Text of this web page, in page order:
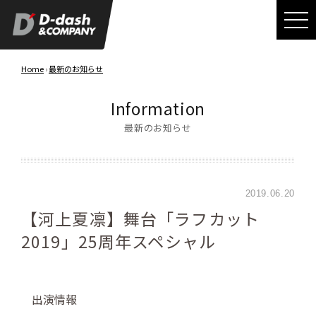
Home›最新のお知らせ
Information
最新のお知らせ
2019.06.20
【河上夏凛】舞台「ラフカット
2019」25周年スペシャル
出演情報